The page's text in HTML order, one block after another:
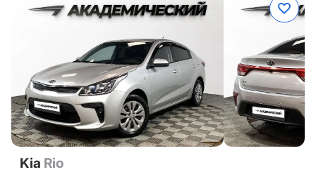
Kia Rio